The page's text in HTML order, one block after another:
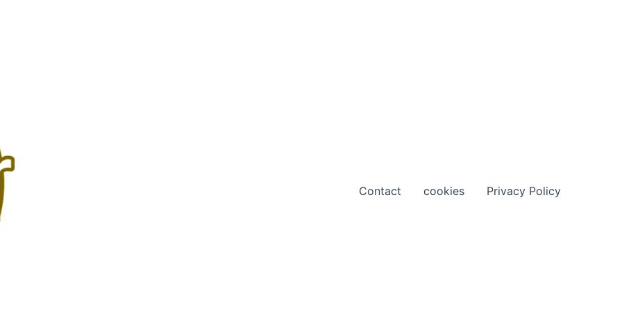
Contact cookies Privacy Policy